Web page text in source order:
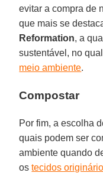
evitar a compra de
que mais se
Reformation, a
sustentável, no
meio ambiente.
Compostar
Por fim, a escolha
quais podem ser
ambiente quando
os tecidos